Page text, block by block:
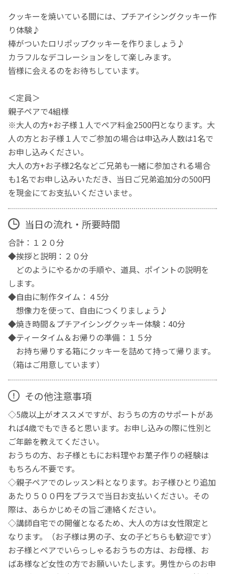
クッキーを焼いている間には、プチアイシングクッキー作
り体験♪
棒がついたロリポップクッキーを作りましょう♪
カラフルなデコレーションをして楽しみます。
皆様に会えるのをお待ちしています。
＜定員＞
親子ペアで4組様
※大人の方+お子様１人でペア料金2500円となります。大
人の方とお子様１人でご参加の場合は申込み人数は1名で
お申し込みください。
大人の方+お子様2名などご兄弟も一緒に参加される場合
も1名でお申し込みいただき、当日ご兄弟追加分の500円
を現金にてお支払いくださいませ。
当日の流れ・所要時間
合計：１２０分
◆挨拶と説明：２０分
どのようにやるかの手順や、道具、ポイントの説明を
します。
◆自由に制作タイム：４5分
想像力を使って、自由につくりましょう♪
◆焼き時間＆プチアイシングクッキー体験：40分
◆ティータイム＆お帰りの準備：１５分
お持ち帰りする箱にクッキーを詰めて持って帰ります。
（箱はご用意しています）
その他注意事項
◇5歳以上がオススメですが、おうちの方のサポートがあ
れば4歳でもできると思います。お申し込みの際に性別と
ご年齢を教えてください。
おうちの方、お子様ともにお料理やお菓子作りの経験は
もちろん不要です。
◇親子ペアでのレッスン料となります。お子様ひとり追加
あたり５００円をプラスで当日お支払いください。その
際は、あらかじめその旨ご連絡ください。
◇講師自宅での開催となるため、大人の方は女性限定と
なります。（お子様は男の子、女の子どちらも歓迎です）
お子様とペアでいらっしゃるおうちの方は、お母様、お
ばあ様など女性の方でお願いいたします。男性からのお申